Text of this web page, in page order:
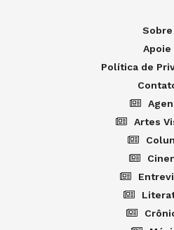
Sobre
Apoie
Política de
Artes